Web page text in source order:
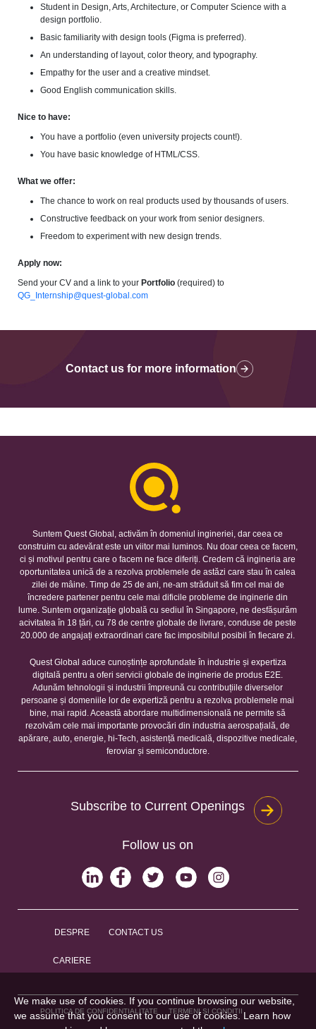
Student in Design, Arts, Architecture, or Computer Science with a
design portfolio.
Basic familiarity with design tools (Figma is preferred).
An understanding of layout, color theory, and typography.
Empathy for the user and a creative mindset.
Good English communication skills.
Nice to have:
You have a portfolio (even university projects count!).
You have basic knowledge of HTML/CSS.
What we offer:
The chance to work on real products used by thousands of users.
Constructive feedback on your work from senior designers.
Freedom to experiment with new design trends.
Apply now:
Send your CV and a link to your Portfolio (required) to
QG_Internship@quest-global.com
Contact us for more information
Suntem Quest Global, activăm în domeniul ingineriei, dar ceea ce
construim cu adevărat este un viitor mai luminos. Nu doar ceea ce facem,
ci și motivul pentru care o facem ne face diferiți. Credem că ingineria are
oportunitatea unică de a rezolva problemele de astăzi care stau în calea
zilei de mâine. Timp de 25 de ani, ne-am străduit să fim cel mai de
încredere partener pentru cele mai dificile probleme de inginerie din
lume. Suntem organizație globală cu sediul în Singapore, ne desfășurăm
acivitatea în 18 țări, cu 78 de centre globale de livrare, conduse de peste
20.000 de angajați extraordinari care fac imposibilul posibil în fiecare zi.
Quest Global aduce cunoștințe aprofundate în industrie și expertiza
digitală pentru a oferi servicii globale de inginerie de produs E2E.
Adunăm tehnologii și industrii împreună cu contribuțiile diverselor
persoane și domeniile lor de expertiză pentru a rezolva problemele mai
bine, mai rapid. Această abordare multidimensională ne permite să
rezolvăm cele mai importante provocări din industria aerospațială, de
apărare, auto, energie, hi-Tech, asistență medicală, dispozitive medicale,
feroviar și semiconductore.
Subscribe to Current Openings
Follow us on
DESPRE CONTACT US
CARIERE
POLITICA DE CONFIDENȚIALITATE TERMENI ȘI CONDIȚII
We make use of cookies. If you continue browsing our website,
we assume that you consent to our use of cookies. Learn how